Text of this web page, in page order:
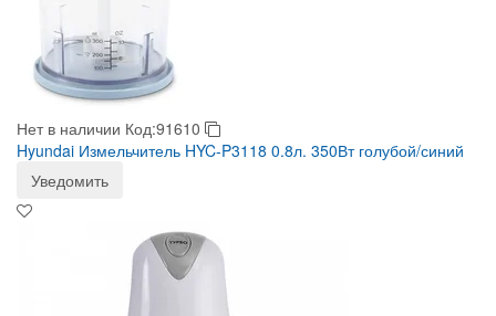
Нет в наличии Код:91610
Hyundai Измельчитель HYC-P3118 0.8л. 350Вт голубой/синий
Уведомить